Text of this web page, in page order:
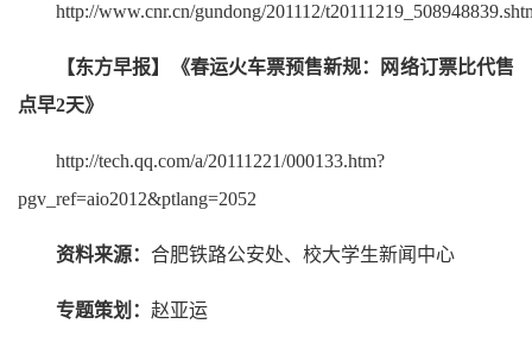
http://www.cnr.cn/gundong/201112/
【东方早报】《春运火车票预售新规：网络订票比代售
点早2天》
http://tech.qq.com/a/20111221/000133.htm?
pgv_ref=aio2012&ptlang=2052
资料来源： 合肥铁路公安处、校大学生新闻中心
专题策划： 赵亚运